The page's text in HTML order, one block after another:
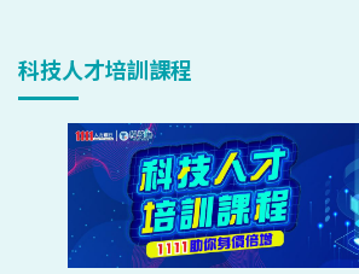
科技人才培訓課程